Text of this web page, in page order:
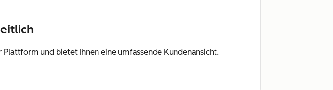
und bietet Ihnen eine umfassende Kundenansicht.